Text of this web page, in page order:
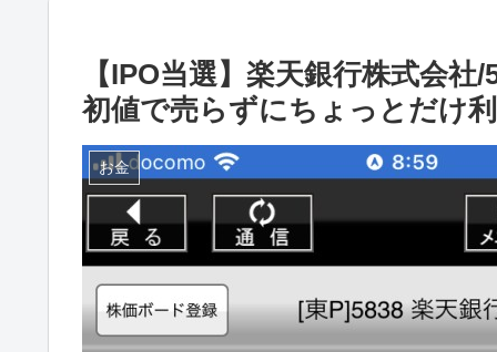
【IPO当選】楽天銀行株式会
初値で売らずにちょっとだけ
お金